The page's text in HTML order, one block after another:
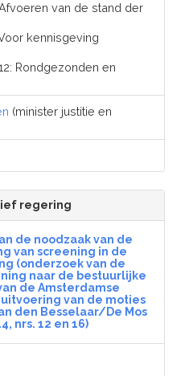
van de stand der
kennisgeving
Rondgezonden en
(minister justitie en
regering
de noodzaak van de
van screening in de
(onderzoek van de
naar de bestuurlijke
de Amsterdamse
van de moties
den Besselaar/De Mos
nrs. 12 en 16)